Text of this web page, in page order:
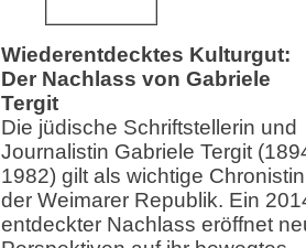
Wiederentdecktes Kulturgut:
Der Nachlass von Gabriele
Tergit
Die jüdische Schriftstellerin und
Journalistin Gabriele Tergit
1982) gilt als wichtige Chronistin
der Weimarer Republik. Ein
entdeckter Nachlass eröffnet